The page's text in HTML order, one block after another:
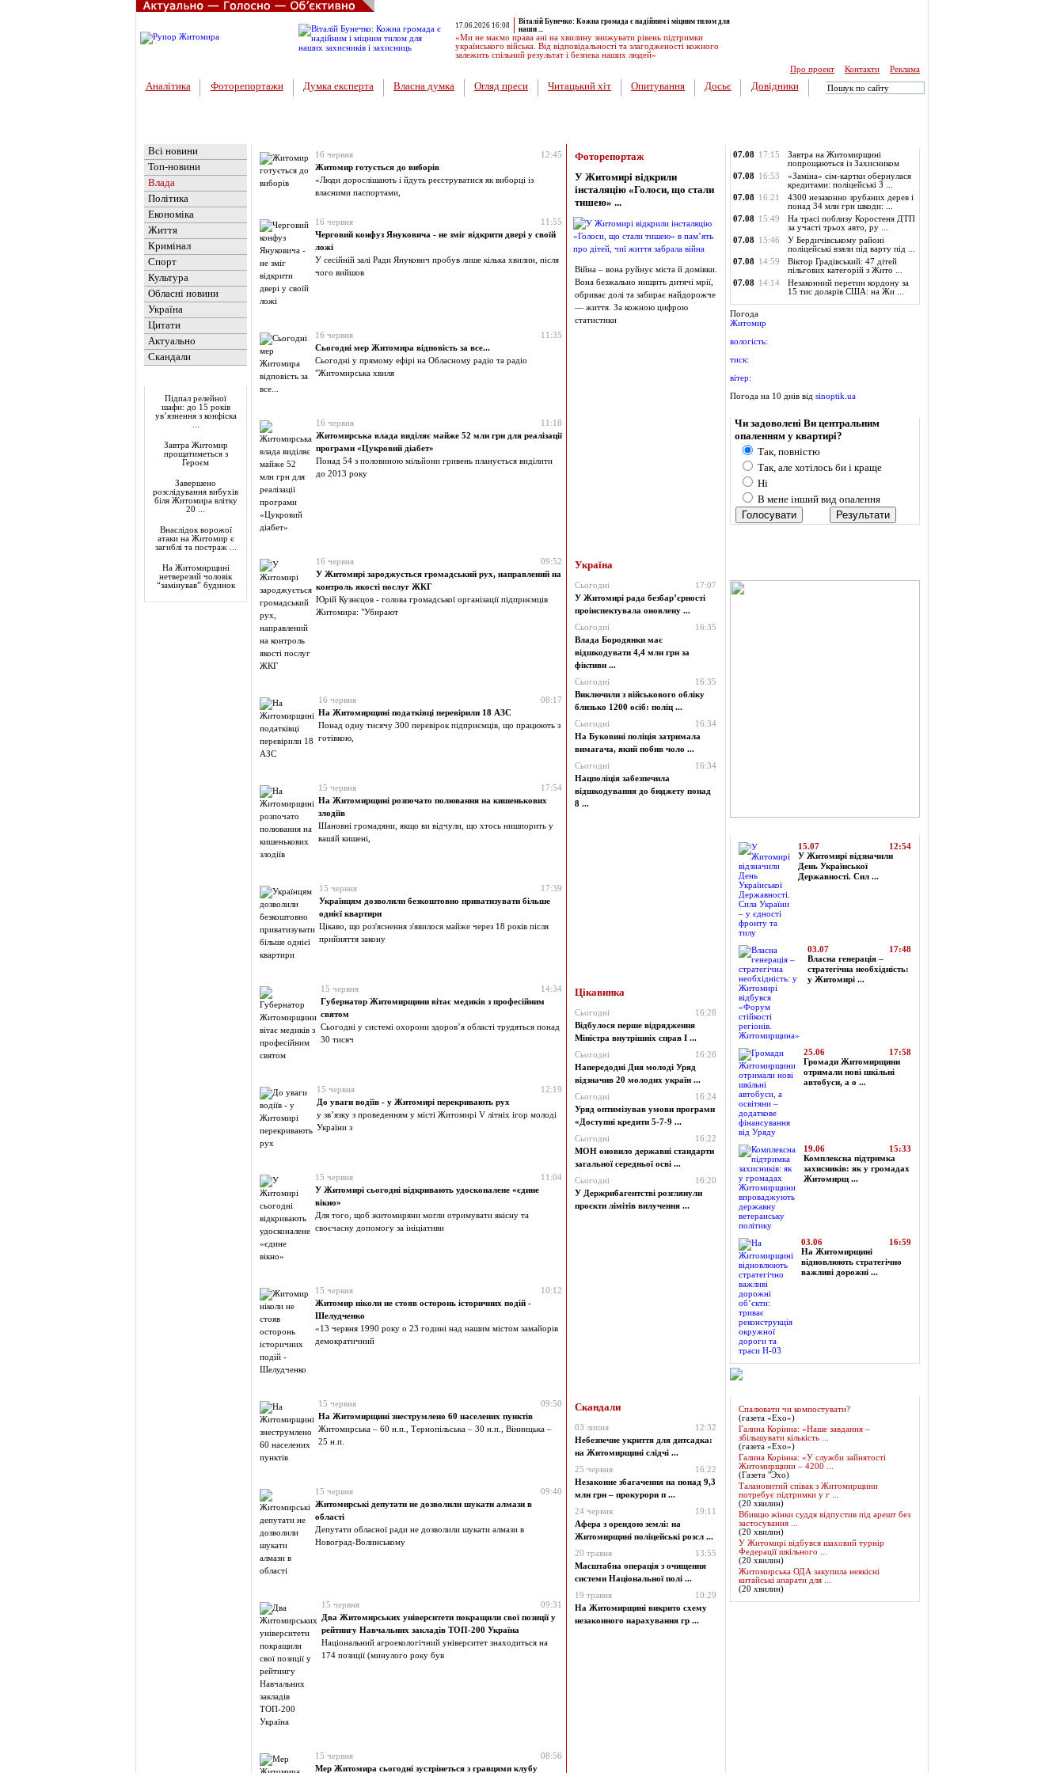
17.06.2026 16:08
Віталій Бунечко: Кожна громада є надійним і міцним тилом для
наши ...
«Ми не маємо права ані на хвилину знижувати рівень підтримки
українського війська. Від відповідальності та злагодженості кожного
залежить спільний результат і безпека наших людей»
Про проект
Контакти Реклама
Аналітика Фоторепортажи Думка експерта Власна думка Огляд преси Читацький хіт Опитування Досьє Довідники
Всі новини
Топ-новини
Влада
Політика
Економіка
Життя
Кримінал
Спорт
Культура
Обласні новини
Україна
Цитати
Актуально
Скандали
Підпал релейної
шафи: до 15 років
ув’язнення з конфіска
Завтра Житомир
прощатиметься з
Героєм
Завершено
розслідування вибухів
біля Житомира влітку
20 ...
Внаслідок ворожої
атаки на Житомир є
загиблі та постраж ...
На Житомирщині
нетверезий чоловік
“замінував” будинок
16 червня
12:45
Житомир готується до виборів
«Люди дорослішають і йдуть реєструватися як виборці із
власними паспортами,
Фоторепортаж
У Житомирі відкрили
інсталяцію «Голоси, що стали
тишею» ...
Війна – вона руйнує міста й домівки.
Вона безжально нищить дитячі мрії,
обриває долі та забирає найдорожче
— життя. За кожною цифрою
статистики
16 червня
11:55
Черговий конфуз Януковича - не зміг відкрити двері у своїй
ложі
У сесійній залі Ради Янукович пробув лише кілька хвилин, після
чого вийшов
16 червня
11:35
Сьогодні мер Житомира відповість за все...
Сьогодні у прямому ефірі на Обласному радіо та радіо
"Житомирська хвиля
16 червня
11:18
Житомирська влада виділяє майже 52 млн грн для реалізації
програми «Цукровий діабет»
Понад 54 з половиною мільйони гривень планується виділити
до 2013 року
16 червня
09:52
У Житомирі зароджується громадський рух, направлений на
контроль якості послуг ЖКГ
Юрій Кузнєцов - голова громадської організації підприємців
Житомира: "Убирают
Україна
Сьогодні
17:07
У Житомирі рада безбар’єрності
проінспектувала оновлену ...
Сьогодні
16:35
Влада Бородянки має
відшкодувати 4,4 млн грн за
фіктивн ...
Сьогодні
16:35
Виключили з військового обліку
близько 1200 осіб: поліц ...
Сьогодні
16:34
На Буковині поліція затримала
вимагача, який побив чоло ...
Сьогодні
16:34
Нацполіція забезпечила
відшкодування до бюджету понад
8 ...
16 червня
08:17
На Житомирщині податківці перевірили 18 АЗС
Понад одну тисячу 300 перевірок підприємців, що працюють з
готівкою,
15 червня
17:54
На Житомирщині розпочато полювання на кишенькових
злодіїв
Шановні громадяни, якщо ви відчули, що хтось нишпорить у
вашій кишені,
15 червня
17:39
Українцям дозволили безкоштовно приватизувати більше
однієї квартири
Цікаво, що роз'яснення з'явилося майже через 18 років після
прийняття закону
15 червня
14:34
Губернатор Житомирщини вітає медиків з професійним
святом
Сьогодні у системі охорони здоров’я області трудяться понад
30 тисяч
Цікавинка
Сьогодні
16:28
Відбулося перше відрядження
Міністра внутрішніх справ І ...
Сьогодні
16:26
Напередодні Дня молоді Уряд
відзначив 20 молодих україн ...
Сьогодні
16:24
Уряд оптимізував умови програми
«Доступні кредити 5-7-9 ...
Сьогодні
16:22
МОН оновило державні стандарти
загальної середньої осві ...
Сьогодні
16:20
У Держрибагентстві розглянули
проєкти лімітів вилучення ...
15 червня
12:19
До уваги водіїв - у Житомирі перекривають рух
у зв’язку з проведенням у місті Житомирі V літніх ігор молоді
України з
15 червня
11:04
У Житомирі сьогодні відкривають удосконалене «єдине
вікно»
Для того, щоб житомиряни могли отримувати якісну та
своєчасну допомогу за ініціативи
15 червня
10:12
Житомир ніколи не стояв осторонь історичних подій -
Шелудченко
«13 червня 1990 року о 23 годині над нашим містом замайорів
демократичний
15 червня
09:50
На Житомирщині знеструмлено 60 населених пунктів
Житомирська – 60 н.п., Тернопільська – 30 н.п., Вінницька –
25 н.п.
Скандали
03 липня
12:32
Небезпечне укриття для дитсадка:
на Житомирщині слідчі ...
25 червня
16:22
Незаконне збагачення на понад 9,3
млн грн – прокурори п ...
24 червня
19:11
Афера з орендою землі: на
Житомирщині поліцейські розсл ...
20 травня
13:55
Масштабна операція з очищення
системи Національної полі ...
19 травня
10:29
На Житомирщині викрито схему
незаконного нарахування гр ...
15 червня
09:40
Житомирські депутати не дозволили шукати алмази в
області
Депутати обласної ради не дозволили шукати алмази в
Новоград-Волинському
15 червня
09:31
Два Житомирських університети покращили свої позиції у
рейтингу Навчальних закладів ТОП-200 Україна
Національний агроекологічний університет знаходиться на
174 позиції (минулого року був
15 червня
08:56
Мер Житомира сьогодні зустрінеться з гравцями клубу
07.08 17:15
Завтра на Житомирщині
попрощаються із Захисником
07.08 16:53
«Заміна» сім-картки обернулася
кредитами: поліцейські З ...
07.08 16:21
4300 незаконно зрубаних дерев і
понад 34 млн грн шкоди: ...
07.08 15:49
На трасі поблизу Коростеня ДТП
за участі трьох авто, ру ...
07.08 15:46
У Бердичівському районі
поліцейські взяли під варту під ...
07.08 14:59
Віктор Градівський: 47 дітей
пільгових категорій з Жито ...
07.08 14:14
Незаконний перетин кордону за
15 тис доларів США: на Жи ...
Погода
Житомир
вологість:
тиск:
вітер:
Погода на 10 днів від sinoptik.ua
Чи задоволені Ви центральним
опаленням у квартирі?
Так, повністю
Так, але хотілось би і краще
Ні
В мене інший вид опалення
15.07
12:54
У Житомирі відзначили
День Української
Державності. Сил ...
03.07
17:48
Власна генерація –
стратегічна необхідність:
у Житомирі ...
25.06
17:58
Громади Житомирщини
отримали нові шкільні
автобуси, а о ...
19.06
15:33
Комплексна підтримка
захисників: як у громадах
Житомирщ ...
03.06
16:59
На Житомирщині
відновлюють стратегічно
важливі дорожні ...
Спалювати чи компостувати?
(газета «Ехо»)
Галина Корінна: «Наше завдання –
збільшувати кількість ...
(газета «Ехо»)
Галина Корінна: «У служби зайнятості
Житомирщини – 4200 ...
(Газета "Эхо)
Талановитий співак з Житомирщини
потребує підтримки у г ...
(20 хвилин)
Вбивцю жінки суддя відпустив під арешт без
застосування ...
(20 хвилин)
У Житомирі відбувся шаховий турнір
Федерації шкільного ...
(20 хвилин)
Житомирська ОДА закупила неякісні
китайські апарати для ...
(20 хвилин)